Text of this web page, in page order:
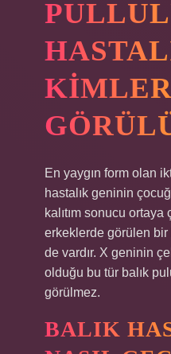
En yaygın form olan
hastalık geninin
kalıtım sonucu ortaya
erkeklerde görülen bir
de vardır. X geninin
olduğu bu tür balık
görülmez.
BALIK